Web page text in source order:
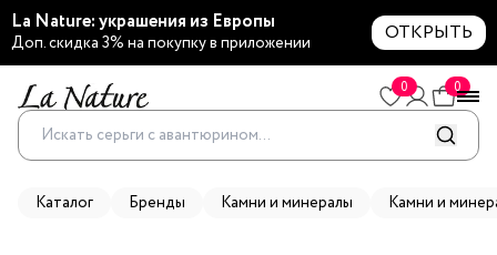
La Nature: украшения из Европы
Доп. скидка 3% на покупку в приложении ОТКРЫТЬ
0 0
Каталог Бренды Камни и минералы Камни и